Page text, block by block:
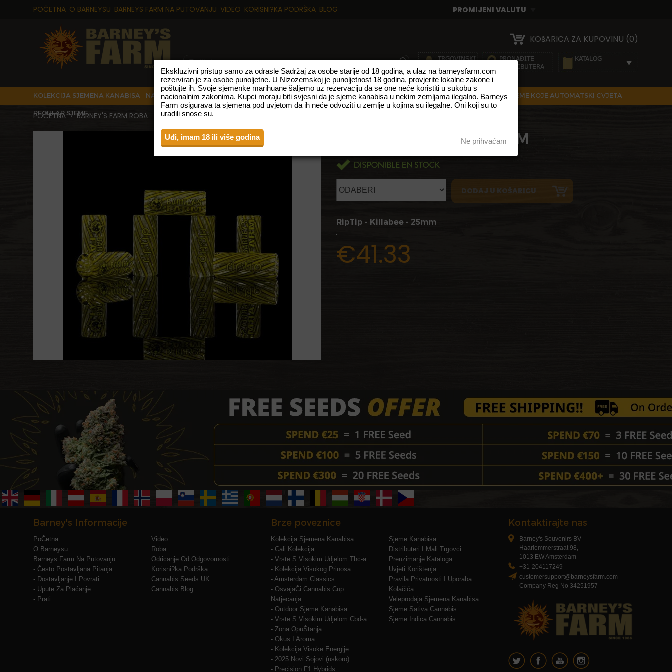
POČETNA O BARNEYSU BARNEYS FARM NA PUTOVANJU VIDEO KORISNI?KA PODRŠKA BLOG
KOšARICA ZA KUPOVINU (0)
KOLEKCIJA SJEMENA KANABISA NAJPRODAVANIJE VRSTE NOVI PROIZVODI VRSTE S VISOKIM UDJELOM CBD-A FEMINIZIRANE SJEMENKE SJEME KOJE AUTOMATSKI CVJETA
REGULAR SJEME
POČETNA > BARNEY'S FARM ROBA RIPTIP - KILLABEE - 25MM
RIPTIP - KILLABEE - 25MM
RipTip - Killabee - 25mm
€41.33
Barney's Informacije
PoČetna
O Barneysu
Barneys Farm Na Putovanju
- Često Postavljana Pitanja
- Dostavljanje I Povrati
- Upute Za Plaćanje
- Prati
Video
Roba
Odricanje Od Odgovornosti
Korisni?ka Podrška
Cannabis Seeds UK
Cannabis Blog
Brze poveznice
Kolekcija Sjemena Kanabisa
- Cali Kolekcija
- Vrste S Visokim Udjelom Thc-a
- Kolekcija Visokog Prinosa
- Amsterdam Classics
- OsvajaČi Cannabis Cup
Natjecanja
- Outdoor Sjeme Kanabisa
- Vrste S Visokim Udjelom Cbd-a
- Zona OpuŠtanja
- Okus I Aroma
- Kolekcija Visoke Energije
- 2025 Novi Sojovi (uskoro)
- Precision F1 Hybrids
Sjeme Kanabisa
Distributeri I Mali Trgovci
Preuzimanje Kataloga
Uvjeti Korištenja
Pravila Privatnosti I Uporaba
Kolačića
Veleprodaja Sjemena Kanabisa
Sjeme Sativa Cannabis
Sjeme Indica Cannabis
Kontaktirajte nas
Barney's Souvenirs BV
Haarlemmerstraat 98,
1013 EW Amsterdam
+31-204117249
customersupport@barneysfarm.com
Company Reg No 34251957
Ekskluzivni pristup samo za odrasle Sadržaj za osobe starije od 18 godina, a ulaz na barneysfarm.com
rezerviran je za osobe punoljetne. U Nizozemskoj je punoljetnost 18 godina, provjerite lokalne zakone i
poštujte ih. Svoje sjemenke marihuane šaljemo uz rezervaciju da se one neće koristiti u sukobu s
nacionalnim zakonima. Kupci moraju biti svjesni da je sjeme kanabisa u nekim zemljama ilegalno. Barneys
Farm osigurava ta sjemena pod uvjetom da ih neće odvoziti u zemlje u kojima su ilegalne. Oni koji su to
uradili snose su.
Uđi, imam 18 ili više godina Ne prihvaćam